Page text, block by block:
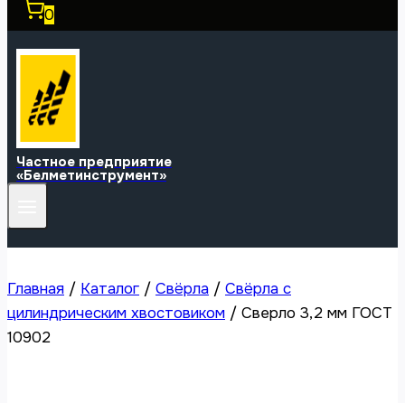
0
Частное предприятие
«Белметинструмент»
Главная / Каталог / Свёрла / Свёрла с
цилиндрическим хвостовиком / Сверло 3,2 мм ГОСТ
10902